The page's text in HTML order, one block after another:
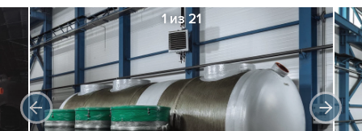
1 из 21